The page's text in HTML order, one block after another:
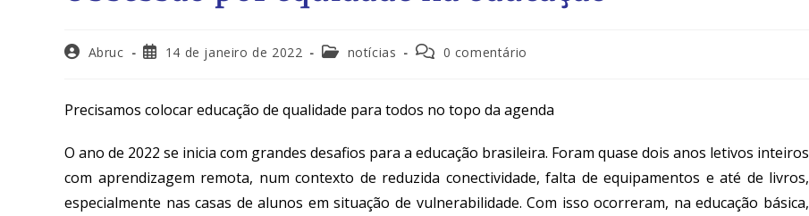
Abruc 14 de janeiro de 2022 notícias 0 comentário
Precisamos colocar educação de qualidade para todos no topo da agenda
O ano de 2022 se inicia com grandes desafios para a educação brasileira. Foram quase dois anos letivos inteiros
com aprendizagem remota, num contexto de reduzida conectividade, falta de equipamentos e até de livros,
especialmente nas casas de alunos em situação de vulnerabilidade. Com isso ocorreram, na educação básica,